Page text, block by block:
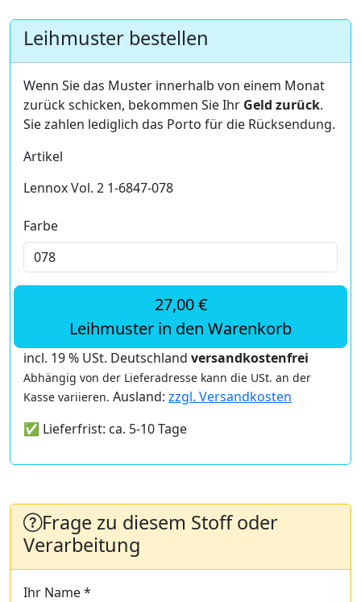
Leihmuster bestellen
Wenn Sie das Muster innerhalb von einem Monat
zurück schicken, bekommen Sie Ihr Geld zurück.
Sie zahlen lediglich das Porto für die Rücksendung.
Artikel
Lennox Vol. 2 1-6847-078
Farbe
27,00 €
Leihmuster in den Warenkorb
incl. 19 % USt. Deutschland versandkostenfrei
Abhängig von der Lieferadresse kann die USt. an der
Kasse variieren. Ausland: zzgl. Versandkosten
✅ Lieferfrist: ca. 5-10 Tage
Frage zu diesem Stoff oder
Verarbeitung
Ihr Name *